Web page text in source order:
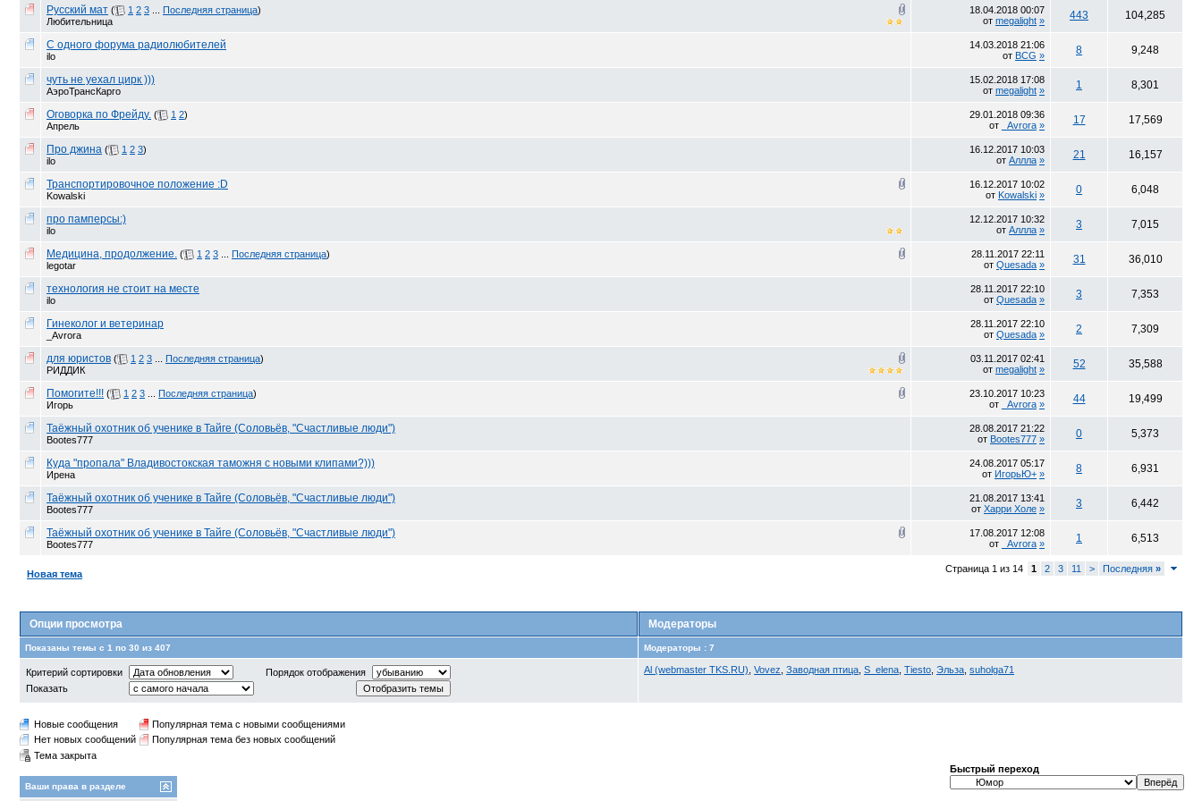
Русский мат ( 1 2 3 Последняя страница)
Любительница
18.04.2018 00:07
от megalight » 443 104,285
С одного форума радиолюбителей
ilo
14.03.2018 21:06
от BCG » 8 9,248
чуть не уехал цирк )))
АэроТрансКарго
15.02.2018 17:08
от megalight » 1 8,301
Оговорка по Фрейду. ( 1 2)
Апрель
29.01.2018 09:36
от
_Avrora » 17 17,569
Про джина ( 1 2 3)
ilo
16.12.2017 10:03
от Аллла » 21 16,157
Транспортировочное положение :D
Kowalski
16.12.2017 10:02
от Kowalski » 0 6,048
про памперсы:)
ilo
12.12.2017 10:32
от Аллла » 3 7,015
Медицина, продолжение. ( 1 2 3 Последняя страница)
legotar
28.11.2017 22:11
от Quesada » 31 36,010
технология не стоит на месте
ilo
28.11.2017 22:10
от Quesada » 3 7,353
Гинеколог и ветеринар
_Avrora
28.11.2017 22:10
от Quesada » 2 7,309
для юристов ( 1 2 3 Последняя страница)
РИДДИК
03.11.2017 02:41
от megalight » 52 35,588
Помогите!!! ( 1 2 3 Последняя страница)
Игорь
23.10.2017 10:23
от
_Avrora » 44 19,499
Таёжный охотник об ученике в Тайге (Соловьёв, "Счастливые люди")
Bootes777
28.08.2017 21:22
от Bootes777 » 0 5,373
Куда "пропала" Владивостокская таможня с новыми клипами?)))
Ирена
24.08.2017 05:17
от ИгорьЮ+ » 8 6,931
Таёжный охотник об ученике в Тайге (Соловьёв, "Счастливые люди")
Bootes777
21.08.2017 13:41
от Харри Холе » 3 6,442
Таёжный охотник об ученике в Тайге (Соловьёв, "Счастливые люди")
Bootes777
17.08.2017 12:08
от
_Avrora » 1 6,513
Новая тема Страница 1 из 14 1 2 3 11 > Последняя »
Опции просмотра Модераторы
Показаны темы с 1 по 30 из 407 Модераторы : 7
Критерий сортировки
Порядок отображения
Показать
Al (webmaster TKS.RU) Vovez Заводная птица S_elena Tiesto Эльза suholga71
Новые сообщения
Популярная тема с новыми сообщениями
Нет новых сообщений
Популярная тема без новых сообщений
Тема закрыта
Ваши права в разделе
Быстрый переход